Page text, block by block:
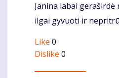
Komentaras
Janina labai
ilgai gyvuoti ir
Like 0
Dislike 0